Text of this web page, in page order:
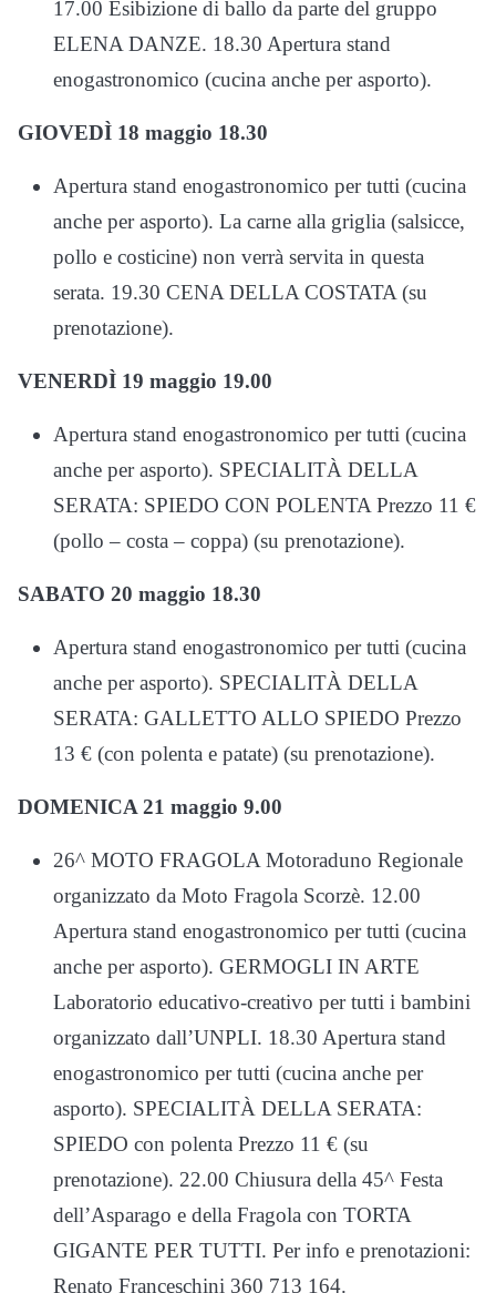
17.00 Esibizione di ballo da parte del gruppo
ELENA DANZE. 18.30 Apertura stand
enogastronomico (cucina anche per asporto).
GIOVEDÌ 18 maggio 18.30
Apertura stand enogastronomico per tutti (cucina
anche per asporto). La carne alla griglia (salsicce,
pollo e costicine) non verrà servita in questa
serata. 19.30 CENA DELLA COSTATA (su
prenotazione).
VENERDÌ 19 maggio 19.00
Apertura stand enogastronomico per tutti (cucina
anche per asporto). SPECIALITÀ DELLA
SERATA: SPIEDO CON POLENTA Prezzo 11 €
(pollo – costa – coppa) (su prenotazione).
SABATO 20 maggio 18.30
Apertura stand enogastronomico per tutti (cucina
anche per asporto). SPECIALITÀ DELLA
SERATA: GALLETTO ALLO SPIEDO Prezzo
13 € (con polenta e patate) (su prenotazione).
DOMENICA 21 maggio 9.00
26^ MOTO FRAGOLA Motoraduno Regionale
organizzato da Moto Fragola Scorzè. 12.00
Apertura stand enogastronomico per tutti (cucina
anche per asporto). GERMOGLI IN ARTE
Laboratorio educativo-creativo per tutti i bambini
organizzato dall’UNPLI. 18.30 Apertura stand
enogastronomico per tutti (cucina anche per
asporto). SPECIALITÀ DELLA SERATA:
SPIEDO con polenta Prezzo 11 € (su
prenotazione). 22.00 Chiusura della 45^ Festa
dell’Asparago e della Fragola con TORTA
GIGANTE PER TUTTI. Per info e prenotazioni:
Renato Franceschini 360 713 164.